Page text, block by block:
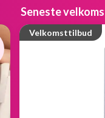
Seneste
Velkomsttilbud